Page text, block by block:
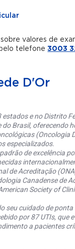
valores de
telefone3003
D'Or
e no Distrito
do Brasil, oferecendo
(Oncologia
especializados.
de excelência
de Acreditação
Canadense de
Society of
seu cuidado de ponta
por 87 UTIs, que
a pacientes